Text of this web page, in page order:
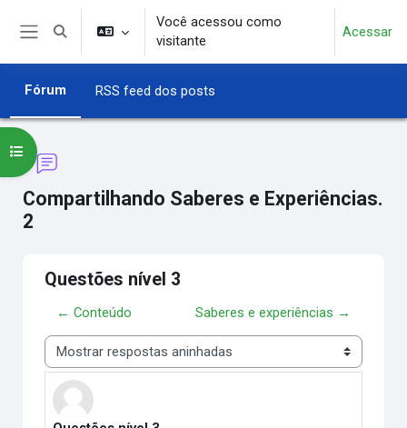
Ir para o conteúdo principal
Alternar entrada de pesquisa
Você acessou como
visitante
Acessar
Fórum RSS feed dos posts
Compartilhando Saberes e Experiências.
2
Abrir índice do curso
Questões nível 3
← Conteúdo Saberes e experiências →
Modo de visualização